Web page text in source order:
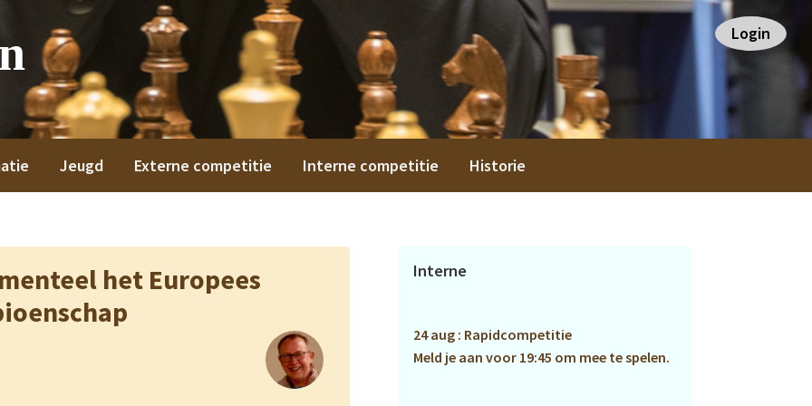
Login
Jeugd Externe competitie Interne competitie Historie
het Europees
Primaire
Interne
24 aug : Rapidcompetitie
Meld je aan voor 19:45 om mee te spelen.